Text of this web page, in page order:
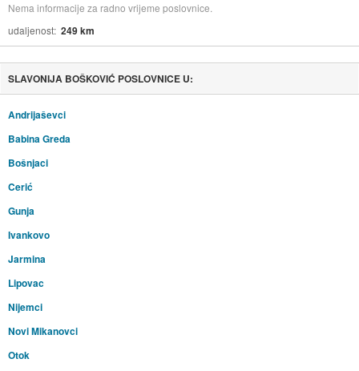
Nema informacije za radno vrijeme poslovnice.
udaljenost 249 km
SLAVONIJA BOŠKOVIĆ POSLOVNICE U:
Andrijaševci
Babina Greda
Bošnjaci
Cerić
Gunja
Ivankovo
Jarmina
Lipovac
Nijemci
Novi Mikanovci
Otok